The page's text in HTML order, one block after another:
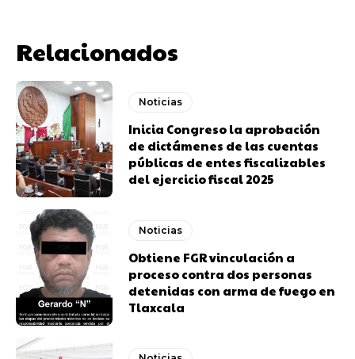
Relacionados
Noticias
Inicia Congreso la aprobación
de dictámenes de las cuentas
públicas de entes fiscalizables
del ejercicio fiscal 2025
Noticias
Obtiene FGR vinculación a
proceso contra dos personas
detenidas con arma de fuego en
Tlaxcala